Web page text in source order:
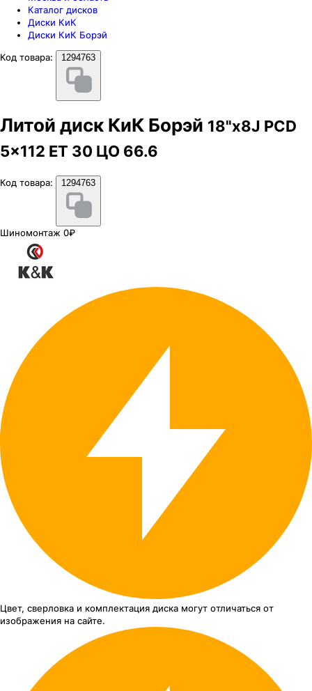
Каталог дисков
Диски КиК
Диски КиК Борэй
Код товара:
1294763
Литой диск КиК Борэй 18"x8J PCD
5x112 ЕТ 30 ЦО 66.6
Код товара: 1294763
Шиномонтаж 0₽
Цвет, сверловка и комплектация диска могут отличаться от
изображения на сайте.